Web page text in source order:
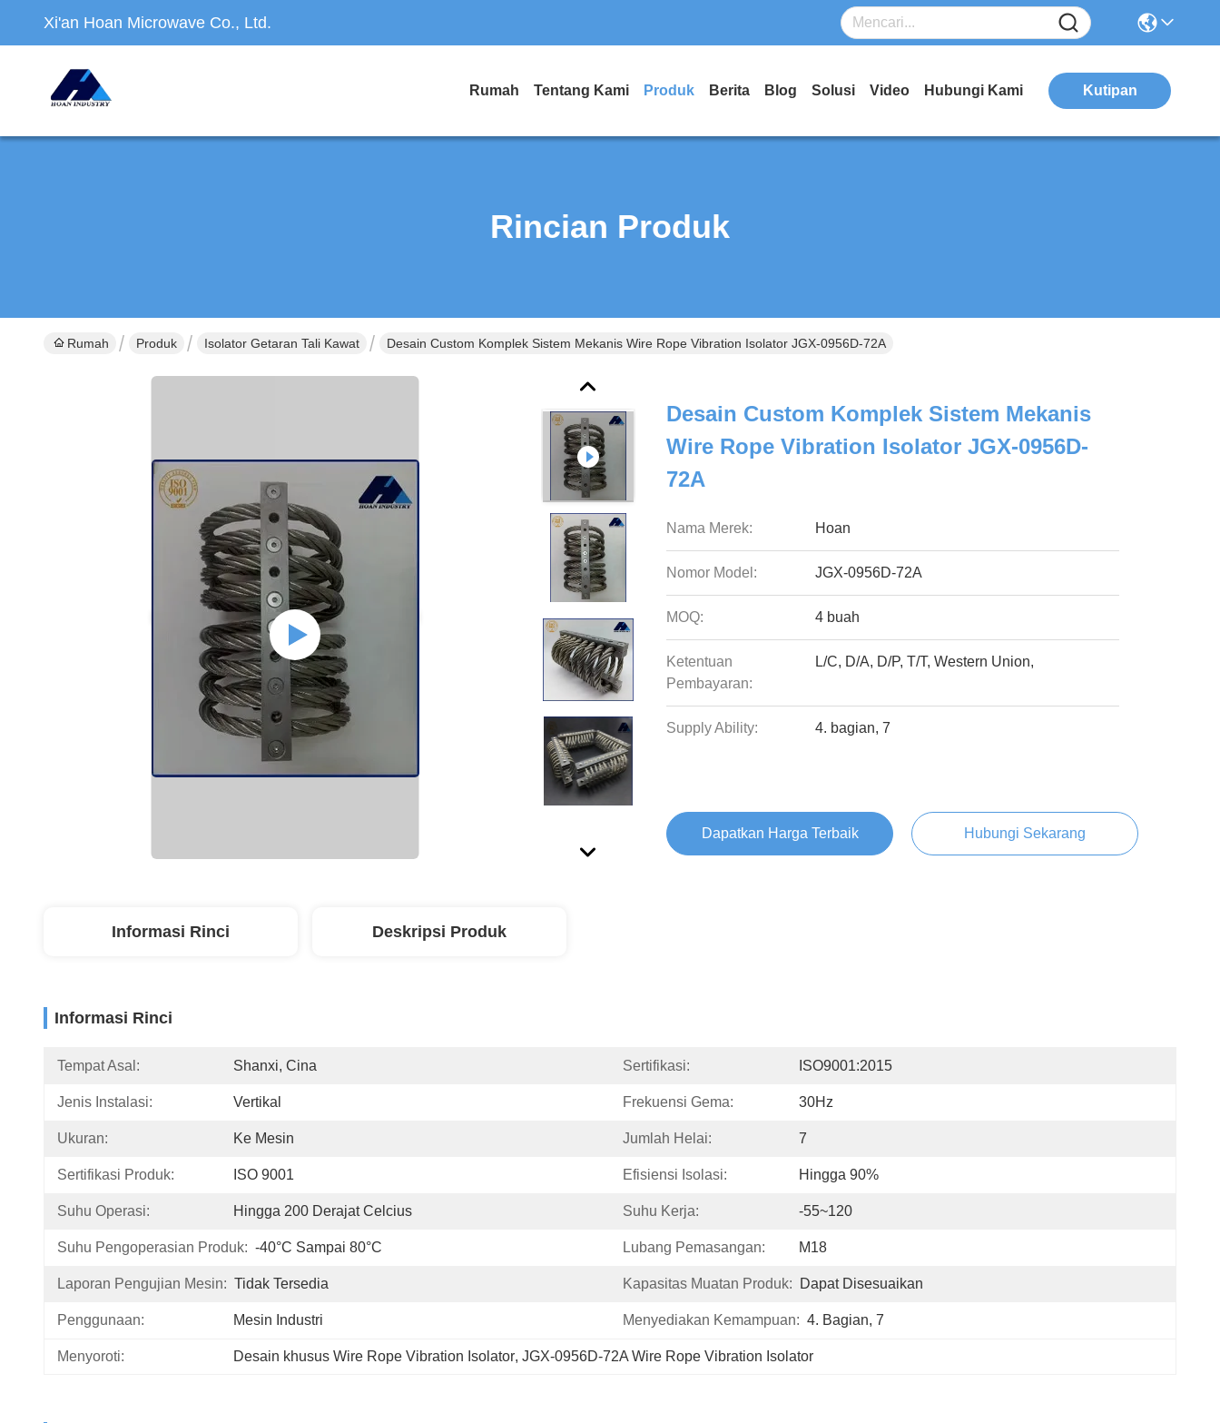
Xi'an Hoan Microwave Co., Ltd.
Rumah Tentang Kami Produk Berita Blog Solusi Video Hubungi Kami Kutipan
Rincian Produk
Rumah Produk Isolator Getaran Tali Kawat Desain Custom Komplek Sistem Mekanis Wire Rope Vibration Isolator JGX-0956D-72A
Desain Custom Komplek Sistem Mekanis
Wire Rope Vibration Isolator JGX-0956D-
72A
Nama Merek: Hoan
Nomor Model: JGX-0956D-72A
MOQ: 4 buah
Ketentuan
Pembayaran:
L/C, D/A, D/P, T/T, Western Union,
Supply Ability: 4. bagian, 7
Dapatkan Harga Terbaik Hubungi Sekarang
Informasi Rinci Deskripsi Produk
Informasi Rinci
Tempat Asal: Shanxi, Cina Sertifikasi: ISO9001:2015
Jenis Instalasi: Vertikal Frekuensi Gema: 30Hz
Ukuran: Ke Mesin Jumlah Helai: 7
Sertifikasi Produk: ISO 9001 Efisiensi Isolasi: Hingga 90%
Suhu Operasi: Hingga 200 Derajat Celcius Suhu Kerja: -55~120
Suhu Pengoperasian Produk: -40°C Sampai 80°C Lubang Pemasangan: M18
Laporan Pengujian Mesin: Tidak Tersedia Kapasitas Muatan Produk: Dapat Disesuaikan
Penggunaan: Mesin Industri Menyediakan Kemampuan: 4. Bagian, 7
Menyoroti: Desain khusus Wire Rope Vibration Isolator, JGX-0956D-72A Wire Rope Vibration Isolator